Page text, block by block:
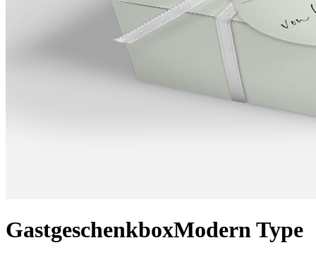
GastgeschenkboxModern Type